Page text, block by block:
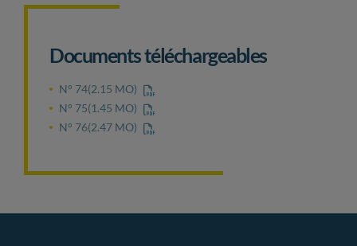
Documents téléchargeables
N° 74(2.15 MO)
N° 75(1.45 MO)
N° 76(2.47 MO)